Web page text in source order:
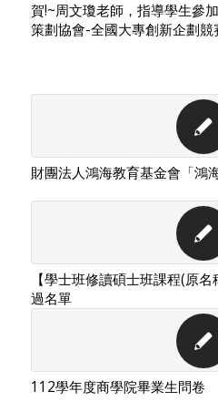
賀!~周文瓊老師，指導學生參
策劃協會-全國大專創新企劃
財團法人鴻海教育基金會「鴻
【學士班修讀碩士班課程(原
過名單
112學年度商學院畢業生問卷